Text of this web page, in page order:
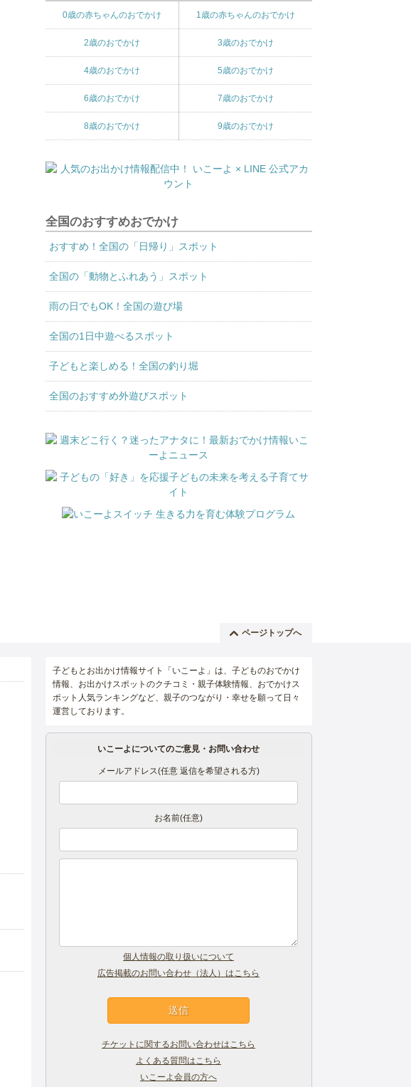
0歳の赤ちゃんのおでかけ 1歳の赤ちゃんのおでかけ
2歳のおでかけ 3歳のおでかけ
4歳のおでかけ 5歳のおでかけ
6歳のおでかけ 7歳のおでかけ
8歳のおでかけ 9歳のおでかけ
全国のおすすめおでかけ
おすすめ！全国の「日帰り」スポット
全国の「動物とふれあう」スポット
雨の日でもOK！全国の遊び場
全国の1日中遊べるスポット
子どもと楽しめる！全国の釣り堀
全国のおすすめ外遊びスポット
ページトップへ
子どもとお出かけ情報サイト「いこーよ」は、子どものおでかけ
情報、お出かけスポットのクチコミ・親子体験情報、おでかけス
ポット人気ランキングなど、親子のつながり・幸せを願って日々
運営しております。
いこーよについてのご意見・お問い合わせ
メールアドレス(任意 返信を希望される方)
お名前(任意)
個人情報の取り扱いについて
広告掲載のお問い合わせ（法人）はこちら
チケットに関するお問い合わせはこちら
よくある質問はこちら
いこーよ会員の方へ